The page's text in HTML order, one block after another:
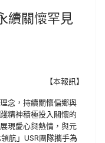
續關懷罕見
【本報訊】
念，持續關懷偏鄉與
精神積極投入關懷的
現愛心與熱情，與元
航」USR團隊攜手為